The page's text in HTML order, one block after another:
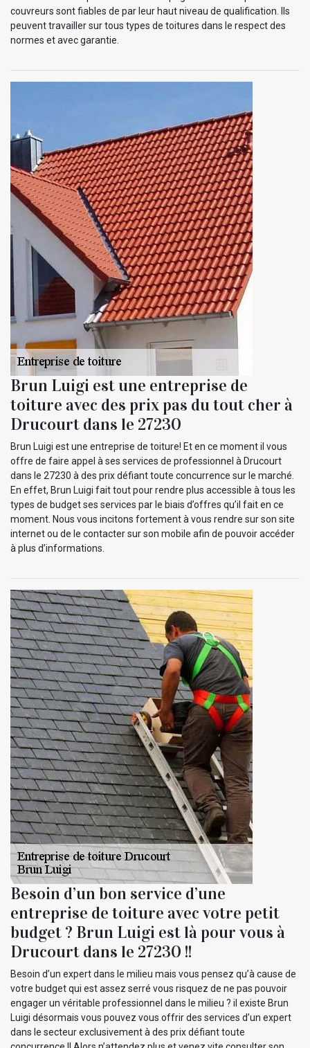
couvreurs sont fiables de par leur haut niveau de qualification. Ils
peuvent travailler sur tous types de toitures dans le respect des
normes et avec garantie.
Brun Luigi est une entreprise de
toiture avec des prix pas du tout cher à
Drucourt dans le 27230
Brun Luigi est une entreprise de toiture! Et en ce moment il vous
offre de faire appel à ses services de professionnel à Drucourt
dans le 27230 à des prix défiant toute concurrence sur le marché.
En effet, Brun Luigi fait tout pour rendre plus accessible à tous les
types de budget ses services par le biais d’offres qu’il fait en ce
moment. Nous vous incitons fortement à vous rendre sur son site
internet ou de le contacter sur son mobile afin de pouvoir accéder
à plus d’informations.
Besoin d’un bon service d’une
entreprise de toiture avec votre petit
budget ? Brun Luigi est là pour vous à
Drucourt dans le 27230 !!
Besoin d’un expert dans le milieu mais vous pensez qu’à cause de
votre budget qui est assez serré vous risquez de ne pas pouvoir
engager un véritable professionnel dans le milieu ? il existe Brun
Luigi désormais vous pouvez vous offrir des services d’un expert
dans le secteur exclusivement à des prix défiant toute